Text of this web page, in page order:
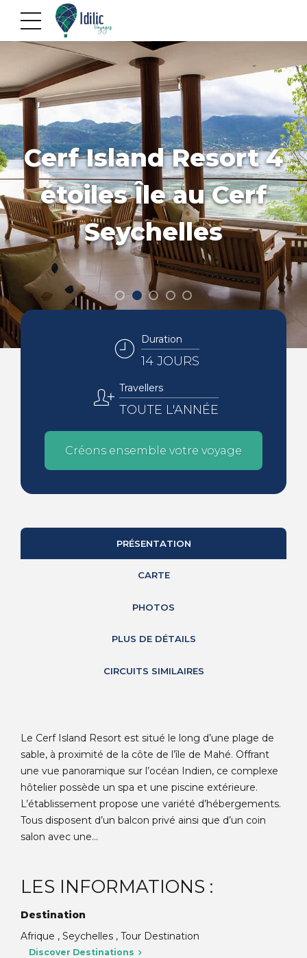
Cerf Island Resort 4
étoiles Île au Cerf
Seychelles
Duration
14 JOURS
Travellers
TOUTE L'ANNÉE
Créons ensemble votre voyage
PRÉSENTATION
CARTE
PHOTOS
PLUS DE DÉTAILS
CIRCUITS SIMILAIRES
Le Cerf Island Resort est situé le long d’une plage de
sable, à proximité de la côte de l’île de Mahé. Offrant
une vue panoramique sur l’océan Indien, ce complexe
hôtelier possède un spa et une piscine extérieure.
L’établissement propose une variété d’hébergements.
Tous disposent d’un balcon privé ainsi que d’un coin
salon avec une...
LES INFORMATIONS :
Destination
Afrique , Seychelles , Tour Destination
Discover Destinations